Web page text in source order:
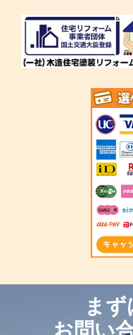
ま
お問い